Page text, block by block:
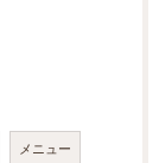
メニュー